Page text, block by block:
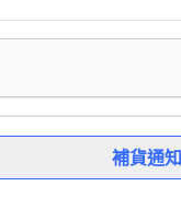
補貨通知